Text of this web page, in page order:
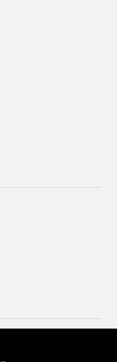
в себя режим
Toolbox.
применяются
технологии